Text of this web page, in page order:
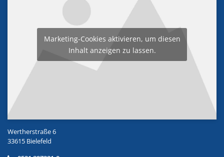
Marketing-Cookies aktivieren, um diesen
Inhalt anzeigen zu lassen.
Wertherstraße 6
33615 Bielefeld